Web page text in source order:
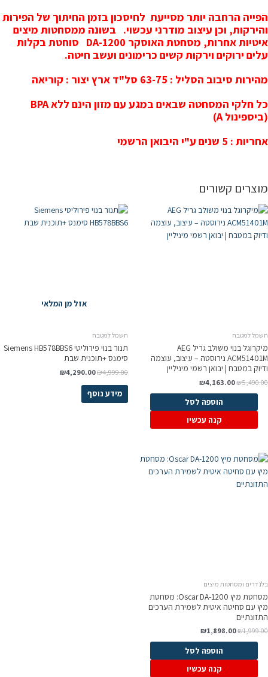
הפייה הרחבה יותר מסייעת לחיסכון בזמן החיתוך של הפירות
והירקות, וכן עיצוב מודרני עכשוי. בשונה ממסחטות מיצים
איטיות אחרות, מסחטת האוסקר DA-1200
סוחטת בקלות
עלים ירוקים וירקות קשים כרימונים ועשב חיטה.
מהירות סיבוב הסליל : 63-75 סל"ד
ארץ יצור : קוריאה
כל חלקי המסחטה שבאים במגע עם מזון הינם ללא BPA
(ביספינול A)
אחריות : 5 שנים ע"י היבואן הרשמי
מוצרים קשורים
חשמל למטבח
מיקרוגל בנוי משולב גריל AEG
ACM51401M נירוסטה – עיצוב, עוצמה
ודיוק במטבח | יבואן רשמי מיניליין
₪5,490.00
₪4,163.00
הוספה לסל
קנה עכשיו
אזל מן המלאי
חשמל למטבח
תנור בנוי פירוליטי Siemens HB578BBS6
סימנס +תוכנית שבת
₪4,999.00
₪4,290.00
מידע נוסף
בלנדרים ומסחטות מיצים
מסחטת מיץ Oscar DA-1200: מסחטת
מיץ עם סחיטה איטית לשמירת הערכים
התזונתיים
₪1,999.00
₪1,898.00
הוספה לסל
קנה עכשיו